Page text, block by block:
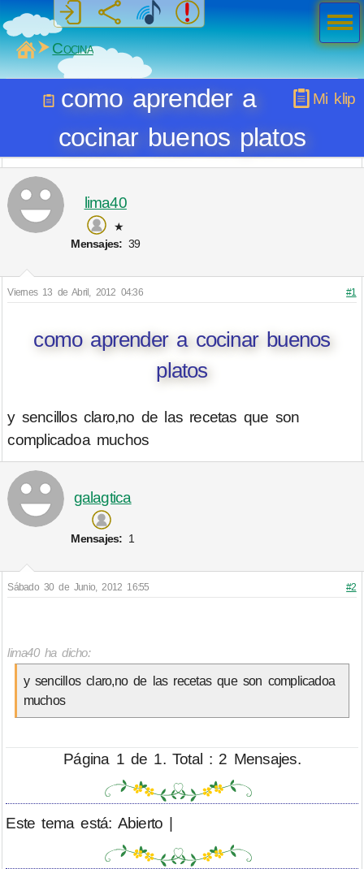
MiSabueso
Cocina
Mi klip
como aprender a
cocinar buenos platos
lima40
★
Mensajes: 39
Viernes 13 de Abril, 2012 04:36 #1
como aprender a cocinar buenos
platos
y sencillos claro,no de las recetas que son
complicadoa muchos
galagtica
Mensajes: 1
Sábado 30 de Junio, 2012 16:55 #2
lima40 ha dicho:
y sencillos claro,no de las recetas que son complicadoa
muchos
Página 1 de 1. Total : 2 Mensajes.
Este tema está: Abierto |
Men
ú